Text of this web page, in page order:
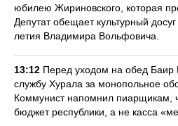
юбилею Жириновского, которая
Депутат обещает культурный
летия Владимира Вольфовича.
13:12 Перед уходом на обед Баир
службу Хурала за монопольное
Коммунист напомнил пиарщикам,
бюджет республики, а не касса